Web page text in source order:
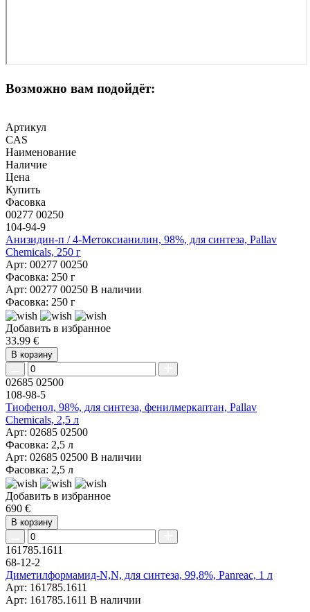
Возможно вам подойдёт:
Артикул
CAS
Наименование
Наличие
Цена
Купить
Фасовка
00277 00250
104-94-9
Анизидин-п / 4-Метоксианилин, 98%, для синтеза, Pallav
Chemicals, 250 г
Арт: 00277 00250
Фасовка: 250 г
Арт: 00277 00250 В наличии
Фасовка: 250 г
Добавить в избранное
33.99 €
В корзину
02685 02500
108-98-5
Тиофенол, 98%, для синтеза, фенилмеркаптан, Pallav
Chemicals, 2,5 л
Арт: 02685 02500
Фасовка: 2,5 л
Арт: 02685 02500 В наличии
Фасовка: 2,5 л
Добавить в избранное
690 €
В корзину
161785.1611
68-12-2
Диметилформамид-N,N, для синтеза, 99,8%, Panreac, 1 л
Арт: 161785.1611
Арт: 161785.1611 В наличии